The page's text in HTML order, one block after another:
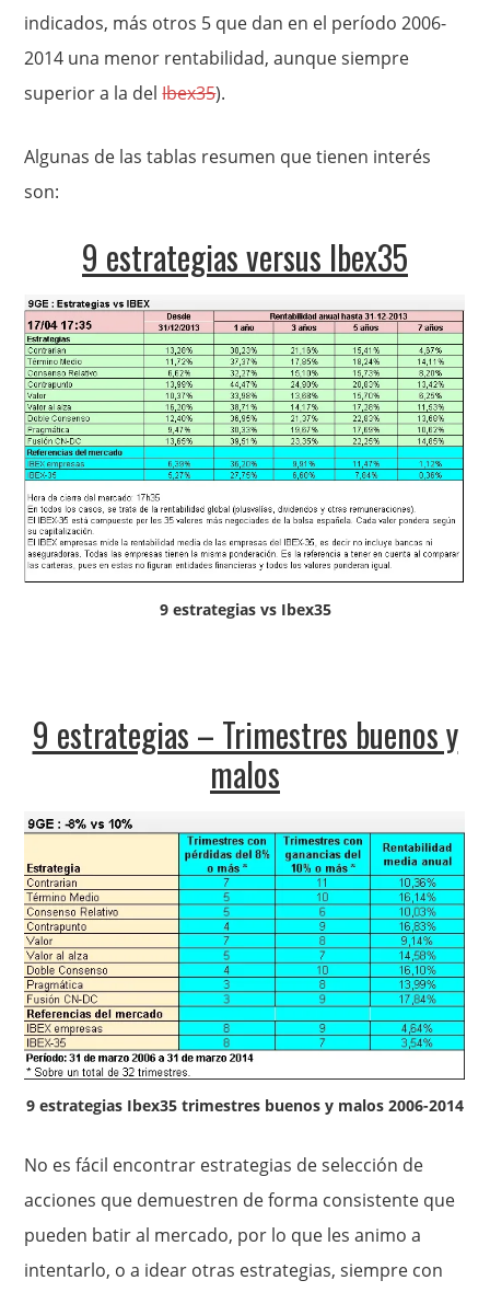
indicados, más otros 5 que dan en el período 2006-
2014 una menor rentabilidad, aunque siempre
superior a la delIbex35).
Algunas de las tablas resumen que tienen interés
son:
9 estrategias versus Ibex35
9 estrategias vs Ibex35
9 estrategias – Trimestres buenos y
malos
9 estrategias Ibex35 trimestres buenos y malos 2006-2014
No es fácil encontrar estrategias de selección de
acciones que demuestren de forma consistente que
pueden batir al mercado, por lo que les animo a
intentarlo, o a idear otras estrategias, siempre con